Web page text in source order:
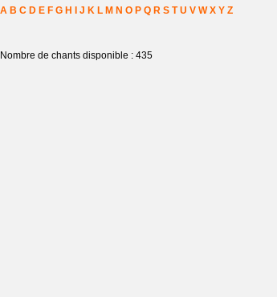
A B C D E F G H J K L M N O P Q R S T U V W X Y Z
Nombre de chants disponible : 435